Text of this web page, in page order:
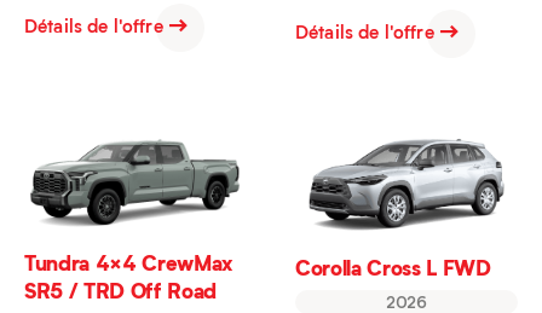
Détails de l'offre
Détails de l'offre
Tundra 4×4 CrewMax
SR5 / TRD Off Road
Corolla Cross L FWD
2026